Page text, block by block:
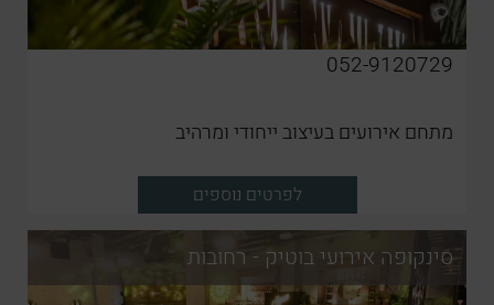
052-9120729
מתחם אירועים בעיצוב ייחודי ומרהיב
לפרטים נוספים
סינקופה אירועי בוטיק - רחובות